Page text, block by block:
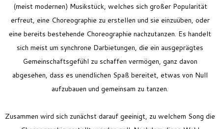
(meist modernen) Musikstück, welches sich großer Popularität
erfreut, eine Choreographie zu erstellen und sie einzuüben, oder
eine bereits bestehende Choreographie nachzutanzen. Es handelt
sich meist um synchrone Darbietungen, die ein ausgeprägtes
Gemeinschaftsgefühl zu schaffen vermögen, ganz davon
abgesehen, dass es unendlichen Spaß bereitet, etwas von Null
aufzubauen und gemeinsam zu tanzen.
Zusammen wird sich zunächst darauf geeinigt, zu welchem Song die